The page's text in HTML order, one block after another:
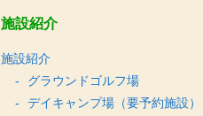
施設紹介
施設紹介
グラウンドゴルフ場
デイキャンプ場（要予約施設）